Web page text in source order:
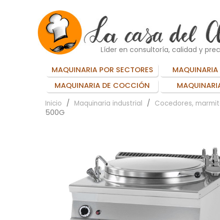
Líder en consultoría, calidad y
MAQUINARIA POR SECTORES
MAQUINARIA
MAQUINARIA DE COCCIÓN
Inicio Maquinaria industrial Cocedores,
500G